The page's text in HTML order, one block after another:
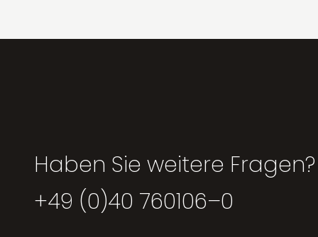
Haben Sie weitere Fragen?
+49 (0)40 760106–0